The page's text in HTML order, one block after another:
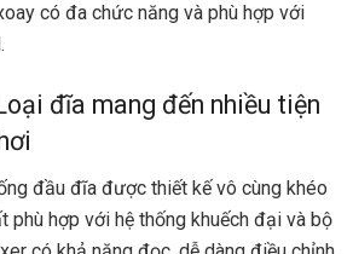
có đa chức năng và phù hợp với
đĩa mang đến nhiều tiện
đầu đĩa được thiết kế vô cùng khéo
phù hợp với hệ thống khuếch đại và bộ